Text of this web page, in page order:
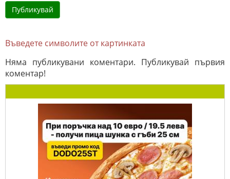
Въведете символите от картинката
Няма публикувани коментари. Публикувай първия
коментар!